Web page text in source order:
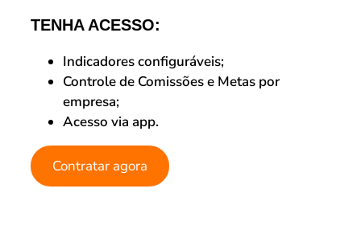
TENHA ACESSO:
Indicadores configuráveis;
Controle de Comissões e Metas por
empresa;
Acesso via app.
Contratar agora